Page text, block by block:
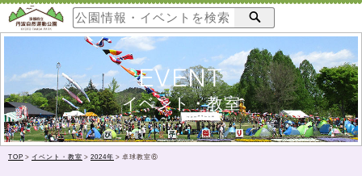
EVENT
イベント・教室
TOP > イベント・教室 > 2024年 > 卓球教室⑥